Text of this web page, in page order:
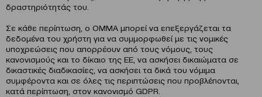
δραστηριότητάς του.
Σε κάθε περίπτωση, ο ΟΜΜΑ μπορεί να επεξεργάζεται τα
δεδομένα του χρήστη για να συμμορφωθεί με τις νομικές
υποχρεώσεις που απορρέουν από τους νόμους, τους
κανονισμούς και το δίκαιο της ΕΕ, να ασκήσει δικαιώματα σε
δικαστικές διαδικασίες, να ασκήσει τα δικά του νόμιμα
συμφέροντα και σε όλες τις περιπτώσεις που προβλέπονται,
κατά περίπτωση, στον κανονισμό GDPR.